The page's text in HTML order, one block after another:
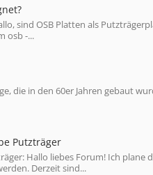
sind OSB Platten als
osb -...
die in den 60er Jahren gebaut
Putzträger
Hallo liebes Forum! Ich plane
Derzeit sind...